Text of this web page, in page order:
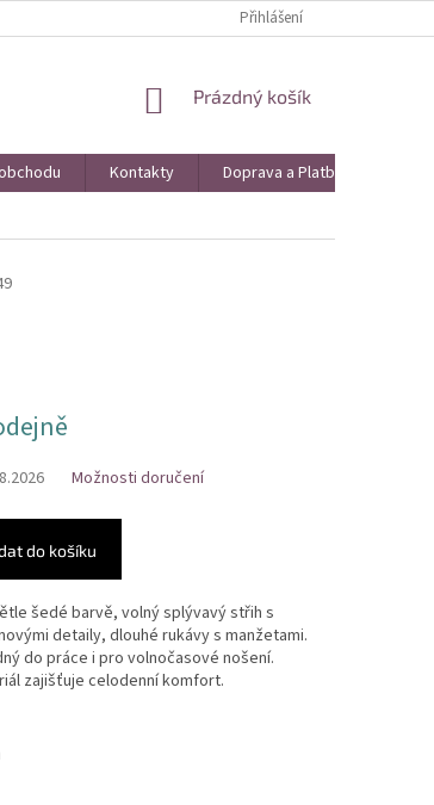
VRÁCENÍ ZBOŽÍ A REKLAMACE KONTAKTY
Přihlášení
NÁKUPNÍ
Prázdný košík
Kontakty Doprava a Platba
Možnosti doručení
do košíku
šedé barvě, volný splývavý střih s
detaily, dlouhé rukávy s manžetami.
do práce i pro volnočasové nošení.
zajišťuje celodenní komfort.